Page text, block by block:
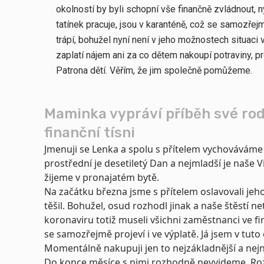
okolností by byli schopní vše finančně zvládnout,
tatínek pracuje, jsou v karanténě, což se
trápí, bohužel nyní není v jeho možnostech situaci
zaplatí nájem ani za co dětem nakoupí potraviny,
Patrona dětí. Věřím, že jim společně pomůžeme.
Maminka vypráví příběh své
finanční tísni
Jmenuji se Lenka a spolu s přítelem
prostřední je desetiletý Dan a nejmladší je naše
žijeme v pronajatém bytě.
Na začátku března jsme s přítelem oslavovali
těšil. Bohužel, osud rozhodl jinak a naše štěstí
koronaviru totiž museli všichni zaměstnanci ve
se samozřejmě projeví i ve výplatě. Já jsem v
Momentálně nakupuji jen to nejzákladnější a